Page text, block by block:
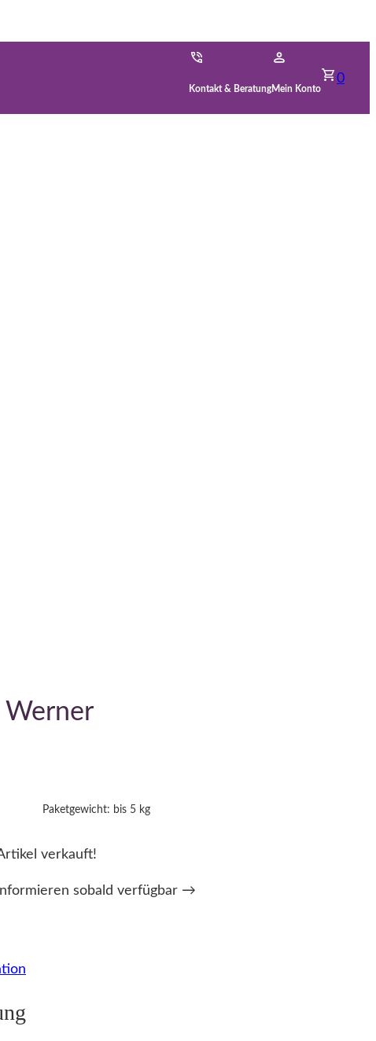
Kontakt & BeratungMein Konto
0
Werner
Paketgewicht: bis 5 kg
verkauft!
sobald verfügbar →